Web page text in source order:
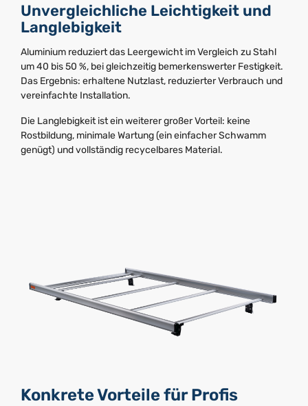
Unvergleichliche Leichtigkeit und
Langlebigkeit
Aluminium reduziert das Leergewicht im Vergleich zu Stahl
um 40 bis 50 %, bei gleichzeitig bemerkenswerter Festigkeit.
Das Ergebnis: erhaltene Nutzlast, reduzierter Verbrauch und
vereinfachte Installation.
Die Langlebigkeit ist ein weiterer großer Vorteil: keine
Rostbildung, minimale Wartung (ein einfacher Schwamm
genügt) und vollständig recycelbares Material.
Konkrete Vorteile für Profis